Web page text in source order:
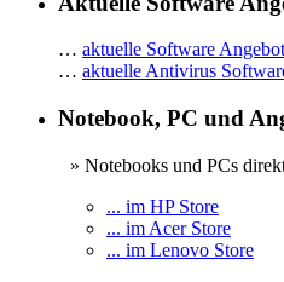
… aktuelle Software
… aktuelle Antivirus
Notebook, PC und
» Notebooks und PCs
... im HP Store
... im Acer Store
... im Lenovo Store